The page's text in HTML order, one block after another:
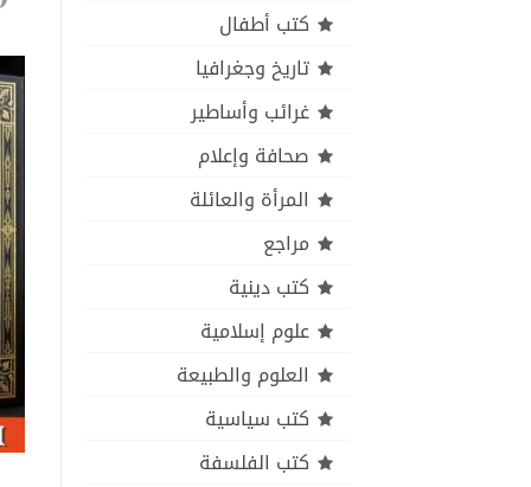
كتب أطفال
تاريخ وجغرافيا
غرائب وأساطير
صحافة وإعلام
المرأة والعائلة
مراجع
كتب دينية
علوم إسلامية
العلوم والطبيعة
كتب سياسية
كتب الفلسفة